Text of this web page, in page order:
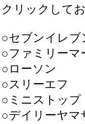
クリックして
○セブンイレブ
○ファミリーマ
○ローソン
○スリーエフ
○ミニストップ
○デイリーヤマ